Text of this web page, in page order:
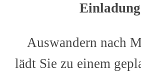
Auswandern nach
lädt Sie zu einem